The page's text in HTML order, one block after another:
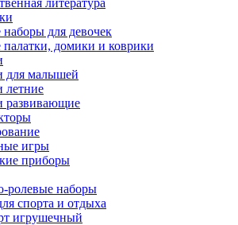
литература
для девочек
домики и коврики
для малышей
летние
развивающие
игры
приборы
ролевые наборы
спорта и отдыха
игрушечный